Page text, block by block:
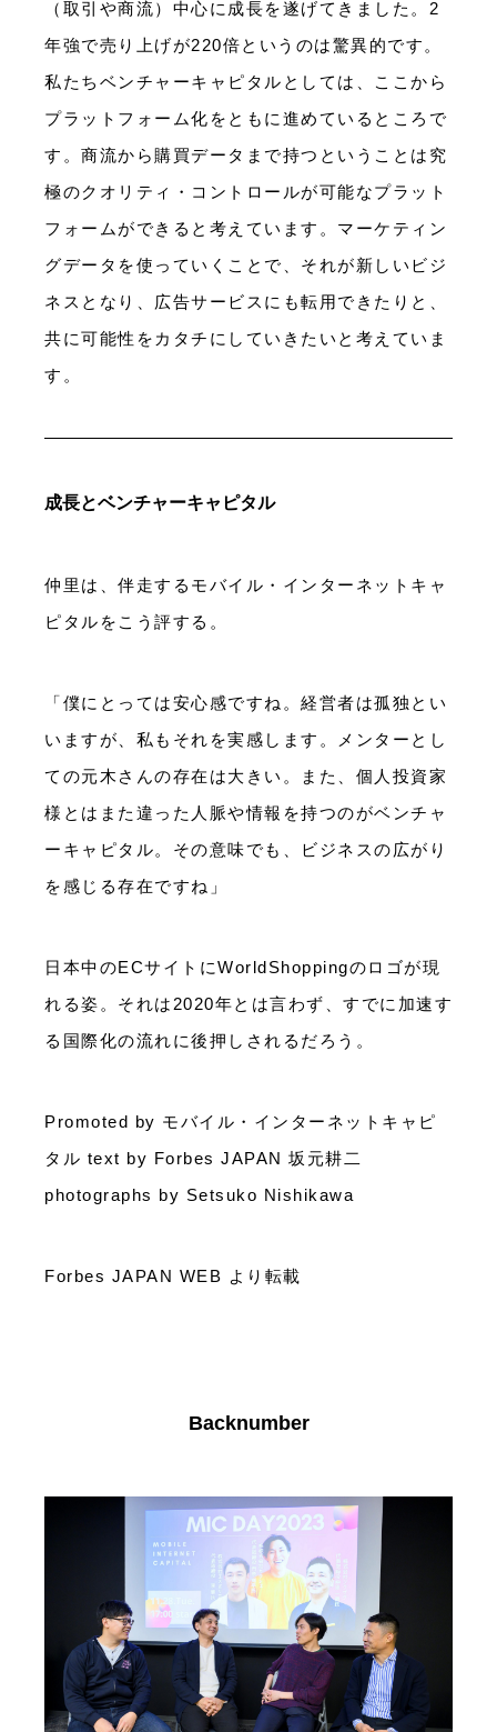
（取引や商流）中心に成長を遂げてきました。2
年強で売り上げが220倍というのは驚異的です。
私たちベンチャーキャピタルとしては、ここから
プラットフォーム化をともに進めているところで
す。商流から購買データまで持つということは究
極のクオリティ・コントロールが可能なプラット
フォームができると考えています。マーケティン
グデータを使っていくことで、それが新しいビジ
ネスとなり、広告サービスにも転用できたりと、
共に可能性をカタチにしていきたいと考えていま
す。
成長とベンチャーキャピタル
仲里は、伴走するモバイル・インターネットキャ
ピタルをこう評する。
「僕にとっては安心感ですね。経営者は孤独とい
いますが、私もそれを実感します。メンターとし
ての元木さんの存在は大きい。また、個人投資家
様とはまた違った人脈や情報を持つのがベンチャ
ーキャピタル。その意味でも、ビジネスの広がり
を感じる存在ですね」
日本中のECサイトにWorldShoppingのロゴが現
れる姿。それは2020年とは言わず、すでに加速す
る国際化の流れに後押しされるだろう。
Promoted by モバイル・インターネットキャピ
タル text by Forbes JAPAN 坂元耕二
photographs by Setsuko Nishikawa
Forbes JAPAN WEB より転載
Backnumber